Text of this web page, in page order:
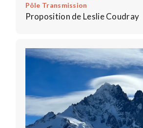
Pôle Transmission
Proposition de Leslie Coudray